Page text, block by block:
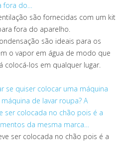
fora do…
são fornecidas com um kit
fora do aparelho.
são ideais para os
o vapor em água de modo que
colocá-los em qualquer lugar.
se quiser colocar uma máquina
de lavar roupa? A
ser colocada no chão pois é a
da mesma marca…
ser colocada no chão pois é a